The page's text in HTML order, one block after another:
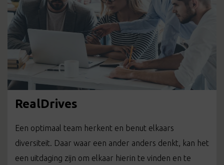
RealDrives
Een optimaal team herkent en benut elkaars
diversiteit. Daar waar een ander anders denkt, kan het
een uitdaging zijn om elkaar hierin te vinden en te